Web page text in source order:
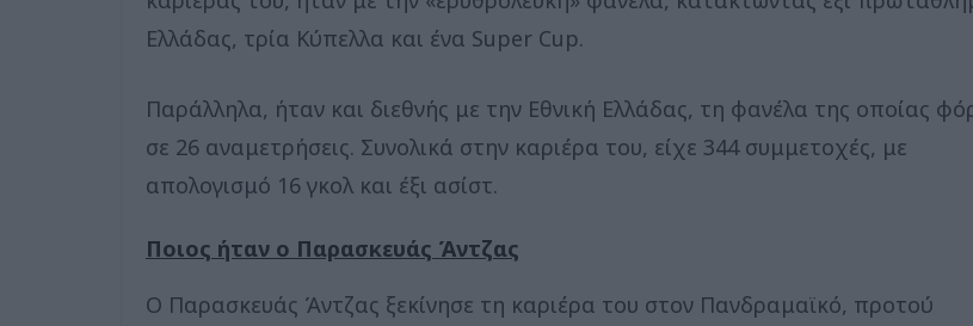
Ελλάδας, τρία Κύπελλα και ένα Super Cup.
Παράλληλα, ήταν και διεθνής με την Εθνική Ελλάδας, τη φανέλα της οποίας
σε 26 αναμετρήσεις. Συνολικά στην καριέρα του, είχε 344 συμμετοχές, με
απολογισμό 16 γκολ και έξι ασίστ.
Ποιος ήταν ο Παρασκευάς Άντζας
Ο Παρασκευάς Άντζας ξεκίνησε τη καριέρα του στον Πανδραμαϊκό, προτού